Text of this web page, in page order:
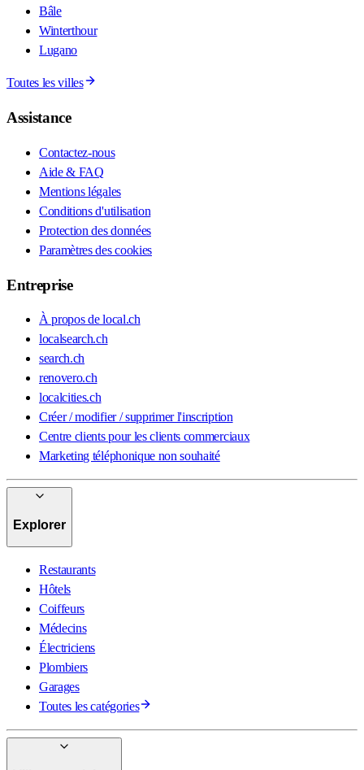
Bâle
Winterthour
Lugano
Toutes les villes
Assistance
Contactez-nous
Aide & FAQ
Mentions légales
Conditions d'utilisation
Protection des données
Paramètres des cookies
Entreprise
À propos de local.ch
localsearch.ch
search.ch
renovero.ch
localcities.ch
Créer / modifier / supprimer l'inscription
Centre clients pour les clients commerciaux
Marketing téléphonique non souhaité
Explorer
Restaurants
Hôtels
Coiffeurs
Médecins
Électriciens
Plombiers
Garages
Toutes les catégories